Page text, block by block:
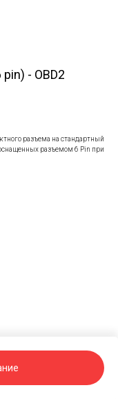
- OBD2
разъема на стандартный
разъемом 6 Pin при